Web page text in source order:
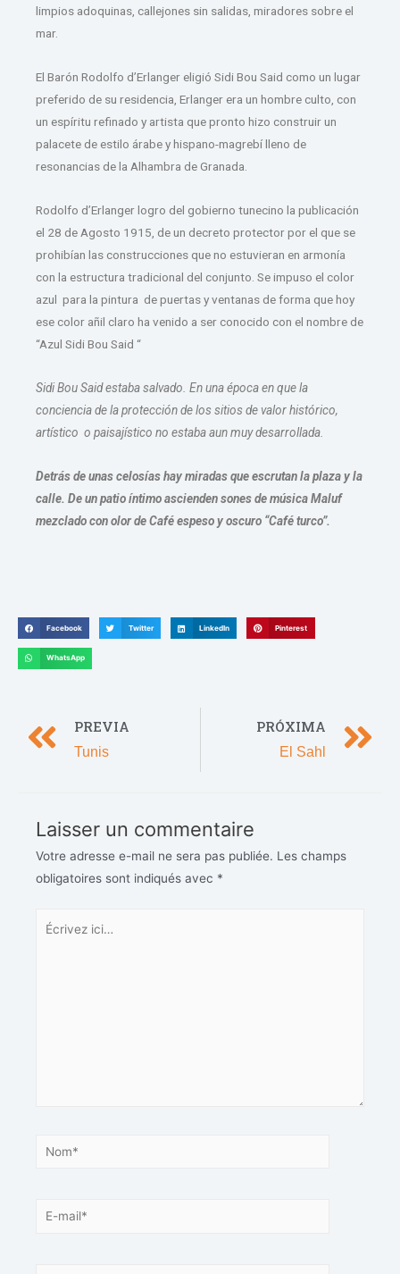
limpios adoquinas, callejones sin salidas, miradores sobre el
mar.
El Barón Rodolfo d’Erlanger eligió Sidi Bou Said como un lugar
preferido de su residencia, Erlanger era un hombre culto, con
un espíritu refinado y artista que pronto hizo construir un
palacete de estilo árabe y hispano-magrebí lleno de
resonancias de la Alhambra de Granada.
Rodolfo d’Erlanger logro del gobierno tunecino la publicación
el 28 de Agosto 1915, de un decreto protector por el que se
prohibían las construcciones que no estuvieran en armonía
con la estructura tradicional del conjunto. Se impuso el color
azul para la pintura de puertas y ventanas de forma que hoy
ese color añil claro ha venido a ser conocido con el nombre de
“Azul Sidi Bou Said “
Sidi Bou Said estaba salvado. En una época en que la
conciencia de la protección de los sitios de valor histórico,
artístico o paisajístico no estaba aun muy desarrollada.
Detrás de unas celosías hay miradas que escrutan la plaza y la
calle. De un patio íntimo ascienden sones de música Maluf
mezclado con olor de Café espeso y oscuro “Café turco”.
Facebook Twitter LinkedIn Pinterest
WhatsApp
PREVIA
Tunis
PRÓXIMA
El Sahl
Laisser un commentaire
Votre adresse e-mail ne sera pas publiée. Les champs
obligatoires sont indiqués avec *